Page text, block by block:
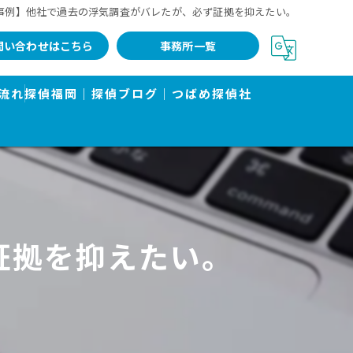
例】他社で過去の浮気調査がバレたが、必ず証拠を抑えたい。
い合わせはこちら 事務所一覧
書で有名
れ探偵福岡｜探偵ブログ｜つばめ探偵社
を抑えたい。